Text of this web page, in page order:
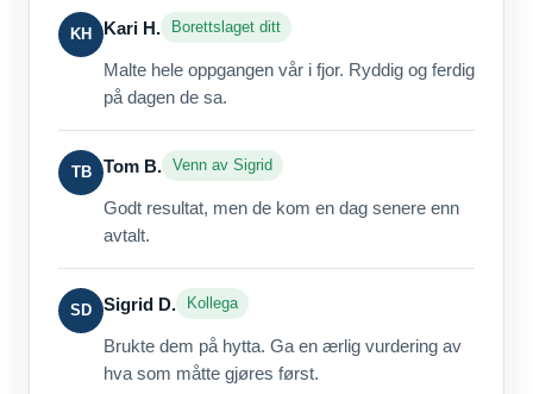
KH Kari H. Borettslaget ditt
Malte hele oppgangen vår i fjor. Ryddig og ferdig
på dagen de sa.
TB Tom B. Venn av Sigrid
Godt resultat, men de kom en dag senere enn
avtalt.
SD Sigrid D. Kollega
Brukte dem på hytta. Ga en ærlig vurdering av
hva som måtte gjøres først.